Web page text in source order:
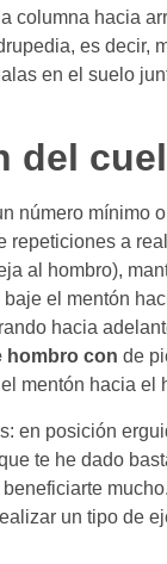
columna hacia
es decir,
en el suelo
del
número mínimo
repeticiones a
al hombro),
el mentón
hacia
hombro con de
mentón hacia
en posición
te he dado
un tipo de